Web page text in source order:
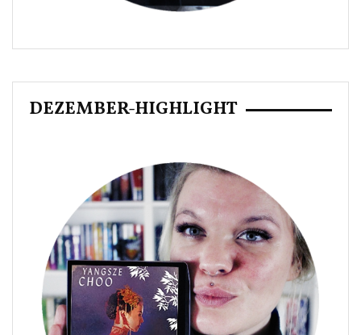
DEZEMBER-HIGHLIGHT